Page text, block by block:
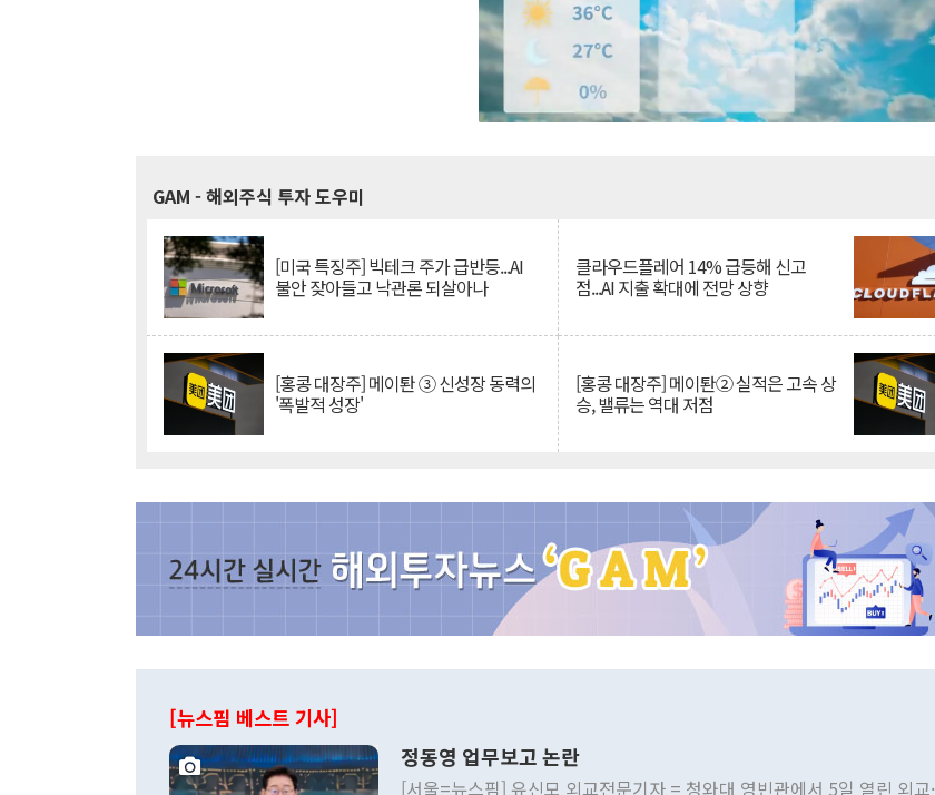
GAM - 해외주식 투자 도우미
[미국 특징주] 빅테크 주가 급반등...AI
불안 잦아들고 낙관론 되살아나
클라우드플레어 14% 급등해 신고
점...AI 지출 확대에 전망 상향
[홍콩 대장주] 메이퇀 ③ 신성장 동력의
'폭발적 성장'
[홍콩 대장주] 메이퇀② 실적은 고속 상
승, 밸류는 역대 저점
[뉴스핌 베스트 기사]
정동영 업무보고 논란
[서울=뉴스핌] 유신모 외교전문기자 = 청와대 영빈관에서 5일 열린 외교·